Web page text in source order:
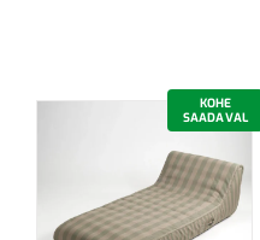
KOHE
SAADAVAL